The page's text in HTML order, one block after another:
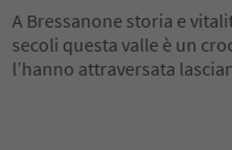
A Bressanone storia e
secoli questa valle è un
l’hanno attraversata